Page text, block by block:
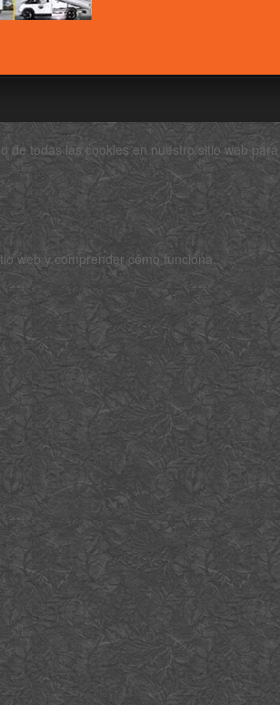
de todas las cookies en nuestro sitio web
web y comprender cómo funciona.